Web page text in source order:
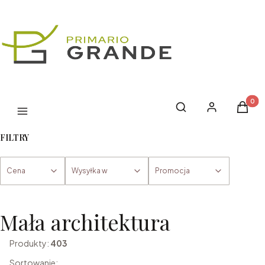
Menu Otwórz
Szukaj Zaloguj sięKoszyk
FILTRY
Cena Wysyłka w Promocja
Mała architektura
Produkty: 403
Sortowanie: